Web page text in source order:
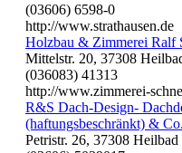
(03606) 6598-0
http://www.strathausen.de
Holzbau & Zimmerei Ralf
Mittelstr. 20, 37308
(036083) 41313
http://www.zimmerei-
R&S Dach-Design-
(haftungsbeschränkt) &
Petristr. 26, 37308